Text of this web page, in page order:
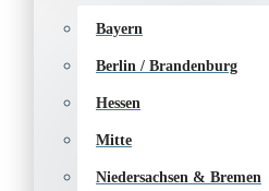
Bayern
Berlin / Brandenburg
Hessen
Mitte
Niedersachsen & Bremen